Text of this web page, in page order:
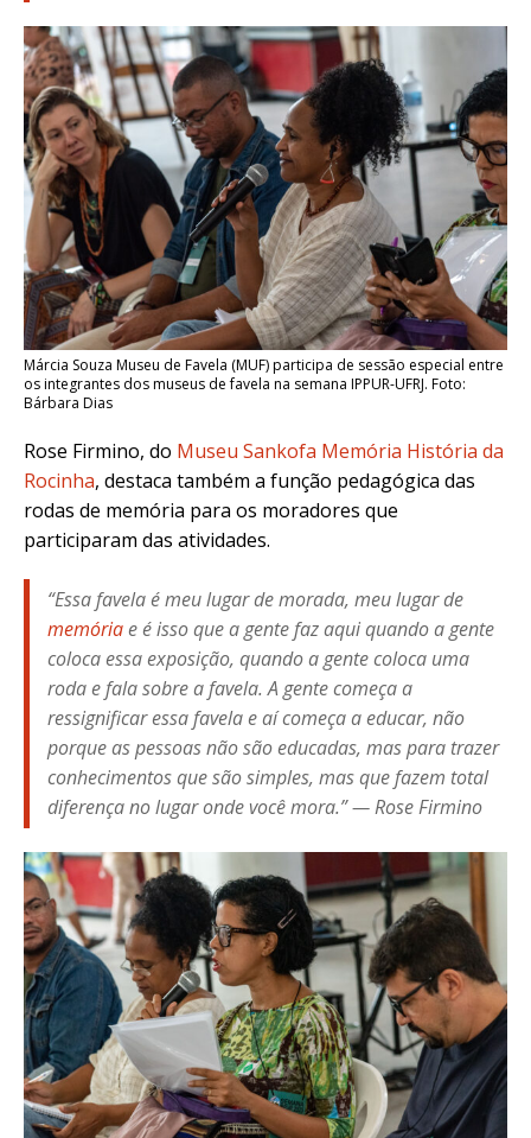
Márcia Souza Museu de Favela (MUF) participa de sessão especial entre
os integrantes dos museus de favela na semana IPPUR-UFRJ. Foto:
Bárbara Dias
Rose Firmino, do Museu Sankofa Memória História da
Rocinha, destaca também a função pedagógica das
rodas de memória para os moradores que
participaram das atividades.
“Essa favela é meu lugar de morada, meu lugar de
memóriae é isso que a gente faz aqui quando a gente
coloca essa exposição, quando a gente coloca uma
roda e fala sobre a favela. A gente começa a
ressignificar essa favela e aí começa a educar, não
porque as pessoas não são educadas, mas para trazer
conhecimentos que são simples, mas que fazem total
diferença no lugar onde você mora.” — Rose Firmino